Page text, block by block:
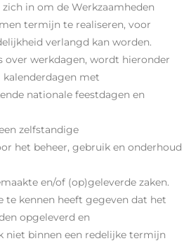
in om de Werkzaamheden
termijn te realiseren, voor
verlangd kan worden.
over werkdagen, wordt hieronder
kalenderdagen met
nationale feestdagen en
zelfstandige
het beheer, gebruik en onderhoud
en/of (op)geleverde zaken.
te kennen heeft gegeven dat het
opgeleverd en
niet binnen een redelijke termijn